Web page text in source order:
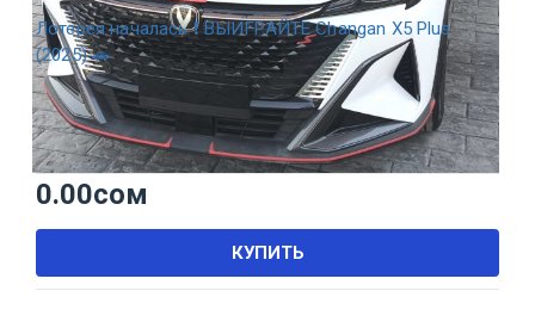
Лотерея началась ❗ ВЫИГРАЙТЕ Changan X5 Plus
(2025) 🚗
0.00сом
КУПИТЬ